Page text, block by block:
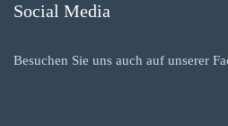
Social Media
Besuchen Sie uns auch auf unserer